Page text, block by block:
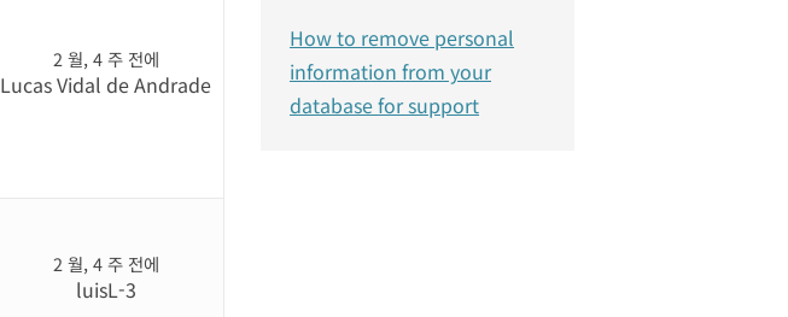
2 월, 4 주 전에
Lucas Vidal de Andrade
2 월, 4 주 전에
luisL-3
How to remove personal
information from your
database for support